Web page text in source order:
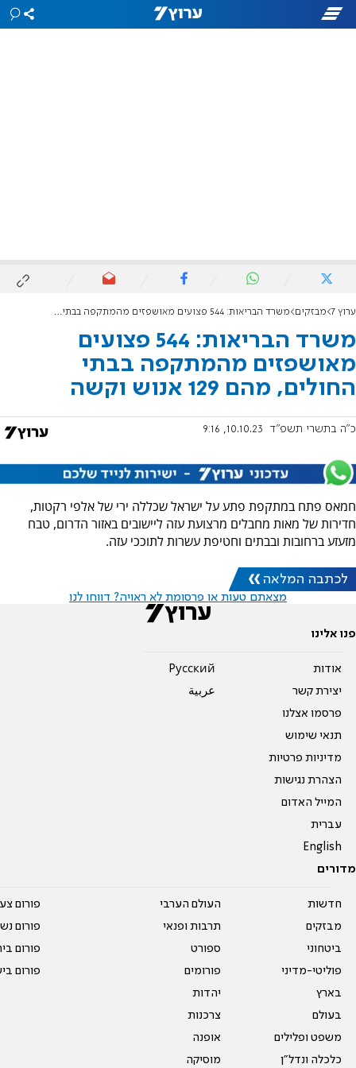
ערוץ 7 מבזקים משרד הבריאות: 544 פצועים מאושפזים מהמתקפה בבתי החולים, מהם 129 אנוש וקשה
משרד הבריאות: 544 פצועים
מאושפזים מהמתקפה בבתי
החולים, מהם 129 אנוש וקשה
כ"ה בתשרי תשפ"ד 10.10.23, 9:16
חמאס פתח במתקפת פתע על ישראל שכללה ירי של אלפי רקטות,
חדירות של מאות מחבלים מרצועת עזה ליישובים באזור הדרום, טבח
מזעזע ברחובות ובבתים וחטיפת עשרות לתוככי עזה.
לכתבה המלאה
מצאתם טעות או פרסומת לא ראויה? דווחו לנו
פנו אלינו
אודות
יצירת קשר
פרסמו אצלנו
תנאי שימוש
מדיניות פרטיות
הצהרת נגישות
המייל האדום
עברית
English
Pусский
عربية
מדורים
חדשות
מבזקים
ביטחוני
פוליטי-מדיני
בארץ
בעולם
משפט ופלילים
כלכלה ונדל"ן
העולם הערבי
תרבות ופנאי
ספורט
פורומים
יהדות
צרכנות
אופנה
מוסיקה
פורום
פורום
פורום
פורום